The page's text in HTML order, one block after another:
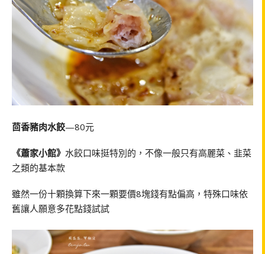
茴香豬肉水餃—80元
《蕭家小館》 水餃口味挺特別的，不像一般只有高麗菜、韭菜
之類的基本款
雖然一份十顆換算下來一顆要價8塊錢有點偏高，特殊口味依
舊讓人願意多花點錢試試